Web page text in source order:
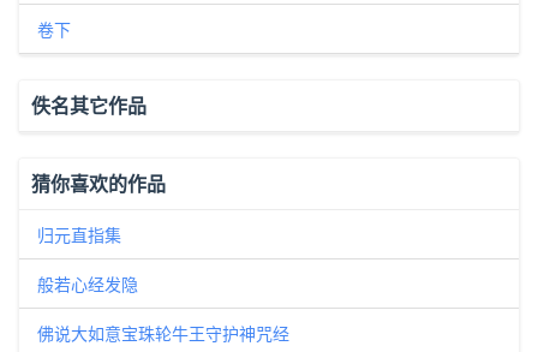
卷下
佚名其它作品
猜你喜欢的作品
归元直指集
般若心经发隐
佛说大如意宝珠轮牛王守护神咒经